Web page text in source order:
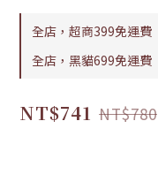
全店，超商399免運費
全店，黑貓699免運費
NT$741 NT$780